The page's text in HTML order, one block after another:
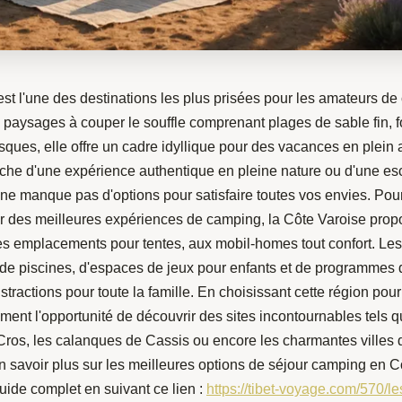
l'une des destinations les plus prisées pour les amateurs de
à couper le souffle comprenant plages de sable fin,
elle offre un cadre idyllique pour des vacances en plein
d'une expérience authentique en pleine nature ou d'une
manque pas d'options pour satisfaire toutes vos envies.
des meilleures expériences de camping, la Côte Varoise
emplacements pour tentes, aux mobil-homes tout confort.
piscines, d'espaces de jeux pour enfants et de programmes
pour toute la famille. En choisissant cette région
l'opportunité de découvrir des sites incontournables tels
les calanques de Cassis ou encore les charmantes villes
savoir plus sur les meilleures options de séjour camping en
complet en suivant ce lien : https://tibet-voyage.com/570/